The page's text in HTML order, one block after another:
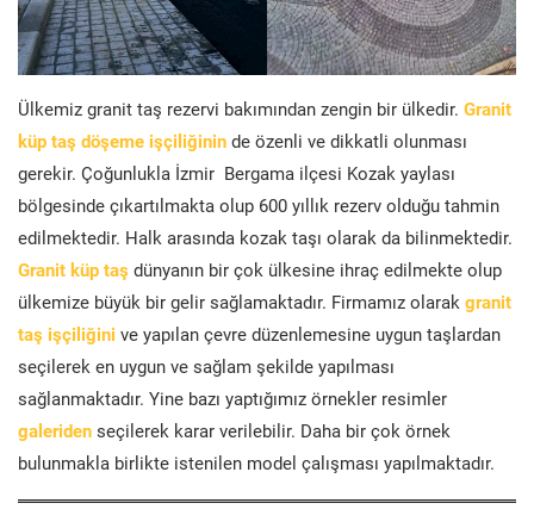
Ülkemiz granit taş rezervi bakımından zengin bir ülkedir. Granit
küp taş döşeme işçiliğinin de özenli ve dikkatli olunması
gerekir. Çoğunlukla İzmir Bergama ilçesi Kozak yaylası
bölgesinde çıkartılmakta olup 600 yıllık rezerv olduğu tahmin
edilmektedir. Halk arasında kozak taşı olarak da bilinmektedir.
Granit küp taş dünyanın bir çok ülkesine ihraç edilmekte olup
ülkemize büyük bir gelir sağlamaktadır. Firmamız olarak granit
taş işçiliğini ve yapılan çevre düzenlemesine uygun taşlardan
seçilerek en uygun ve sağlam şekilde yapılması
sağlanmaktadır. Yine bazı yaptığımız örnekler resimler
galeriden seçilerek karar verilebilir. Daha bir çok örnek
bulunmakla birlikte istenilen model çalışması yapılmaktadır.